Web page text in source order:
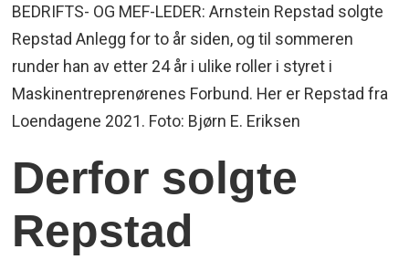
BEDRIFTS- OG MEF-LEDER: Arnstein Repstad solgte
Repstad Anlegg for to år siden, og til sommeren
runder han av etter 24 år i ulike roller i styret i
Maskinentreprenørenes Forbund. Her er Repstad fra
Loendagene 2021. Foto: Bjørn E. Eriksen
Derfor solgte
Repstad